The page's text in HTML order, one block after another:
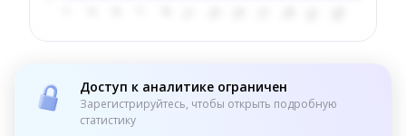
Доступ к аналитике ограничен
Зарегистрируйтесь, чтобы открыть подробную
статистику